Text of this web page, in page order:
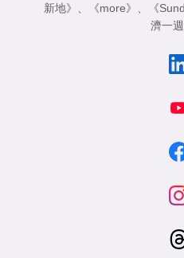
新地》
《more》 《
濟一週